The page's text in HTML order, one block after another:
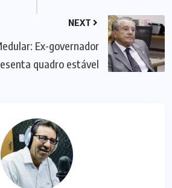
NEXT
Ex-governador
quadro estável